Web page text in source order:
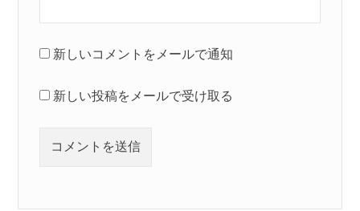
新しいコメントをメールで通知
新しい投稿をメールで受け取る